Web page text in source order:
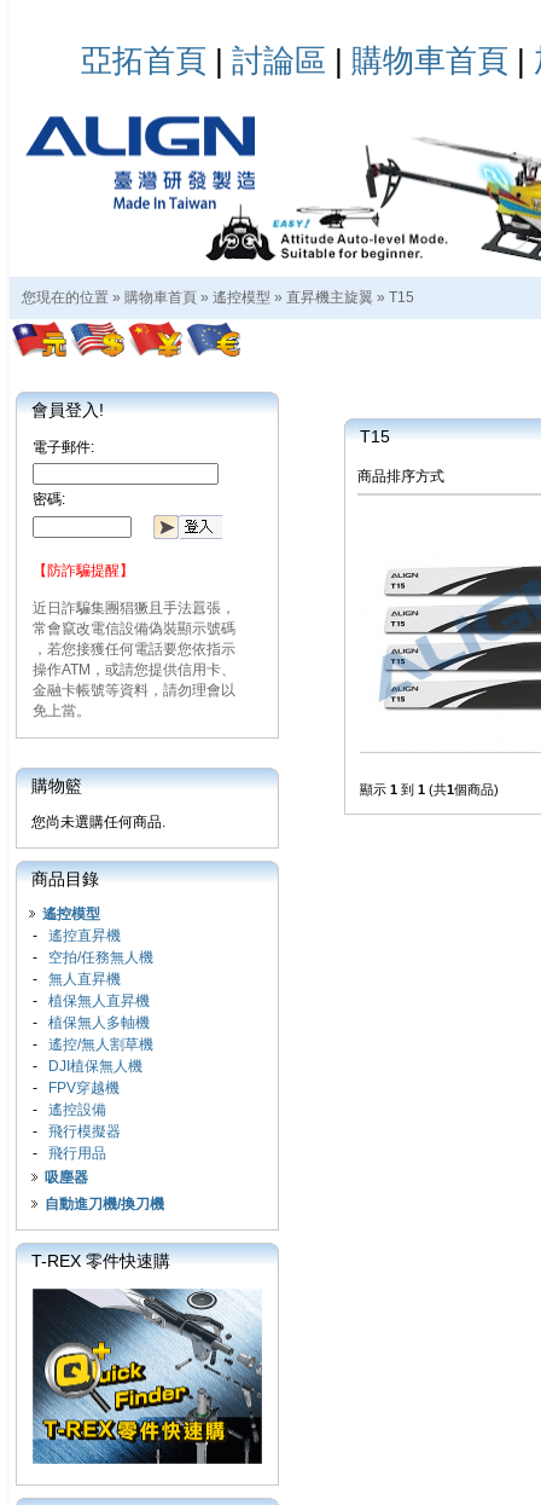
亞拓首頁 | 討論區 | 購物車首頁 |
您現在的位置 » 購物車首頁 » 遙控模型 » 直昇機主旋翼 » T15
會員登入!
電子郵件:
密碼:
【防詐騙提醒】
近日詐騙集團猖獗且手法囂張，
常會竄改電信設備偽裝顯示號碼
，若您接獲任何電話要您依指示
操作ATM，或請您提供信用卡、
金融卡帳號等資料，請勿理會以
免上當。
購物籃
您尚未選購任何商品.
商品目錄
遙控模型
- 遙控直昇機
- 空拍/任務無人機
- 無人直昇機
- 植保無人直昇機
- 植保無人多軸機
- 遙控/無人割草機
-
DJI植保無人機
-
FPV穿越機
- 遙控設備
- 飛行模擬器
- 飛行用品
吸塵器
自動進刀機/換刀機
T-REX 零件快速購
T15
商品排序方式
顯示 1 到 1 (共1個商品)